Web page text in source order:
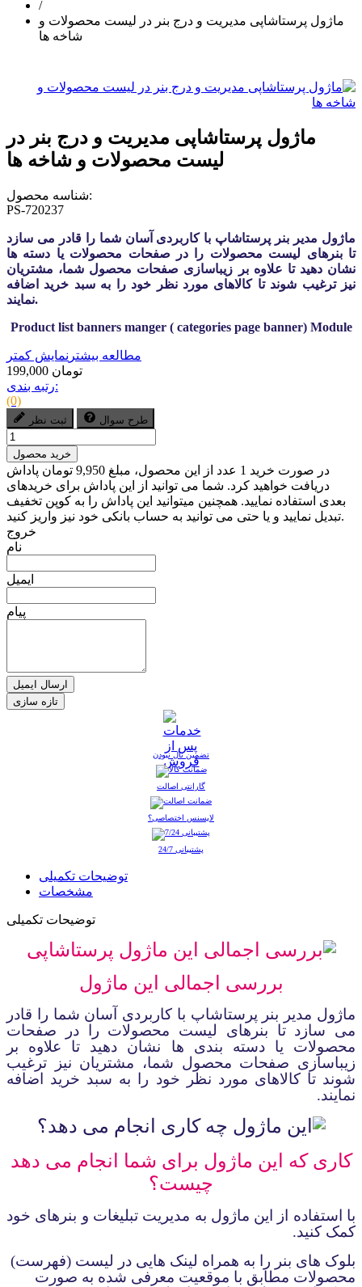
/
ماژول پرستاشاپی مدیریت و درج بنر در لیست محصولات و
شاخه ها
ماژول پرستاشاپی مدیریت و درج بنر در
لیست محصولات و شاخه ها
شناسه محصول:
PS-720237
ماژول مدیر بنر پرستاشاپ با کاربردی آسان شما را قادر می سازد
تا بنرهای لیست محصولات را در صفحات محصولات یا دسته ها
نشان دهید تا علاوه بر زیباسازی صفحات محصول شما، مشتریان
نیز ترغیب شوند تا کالاهای مورد نظر خود را به سبد خرید اضافه
نمایند.
Product list banners manger ( categories page banner) Module
مطالعه بیشتر نمایش کمتر
199,000 تومان
رتبه بندی:
(0)
ثبت نظر طرح سوال
خرید محصول
در صورت خرید 1 عدد از این محصول، مبلغ 9,950 تومان پاداش
دریافت خواهید کرد. شما می توانید از این پاداش برای خریدهای
بعدی استفاده نمایید. همچنین میتوانید این پاداش را به کوپن تخفیف
تبدیل نمایید و یا حتی می توانید به حساب بانکی خود نیز واریز کنید.
خروج
نام
ایمیل
پیام
ارسال ایمیل
تضمین نال نبودن
گارانتی اصالت
لایسنس اختصاصی؟
پشتیبانی 24/7
توضیحات تکمیلی
مشخصات
توضیحات تکمیلی
بررسی اجمالی این ماژول
ماژول مدیر بنر پرستاشاپ با کاربردی آسان شما را قادر
می سازد تا بنرهای لیست محصولات را در صفحات
محصولات یادسته بندی ها نشان دهید تا علاوه بر
زیباسازی صفحات محصول شما، مشتریان نیز ترغیب
شوند تا کالاهای مورد نظر خود را به سبد خرید اضافه
نمایند.
کاری که این ماژول برای شما انجام می دهد
چیست؟
با استفاده از این ماژول به مدیریت تبلیغات و بنرهای خود
کمک کنید.
بلوک های بنر را به همراه لینک هایی در لیست (فهرست)
محصولات مطابق با موقعیت معرفی شده به صورت